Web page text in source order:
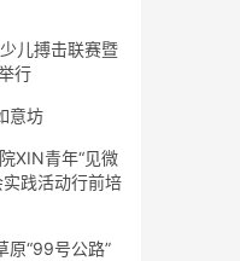
儿搏击联赛暨
行
意坊
XIN青年“见微
践活动行前培
原“99号公路”